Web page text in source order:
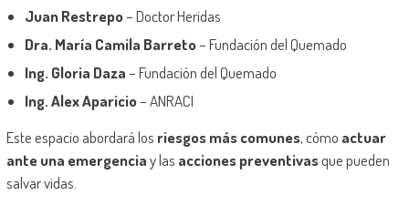
Juan Restrepo– Doctor Heridas
Dra. María Camila Barreto– Fundación del Quemado
Ing. Gloria Daza– Fundación del Quemado
Ing. Alex Aparicio– ANRACI
Este espacio abordará los riesgos más comunes, cómo actuar
ante una emergenciay las acciones preventivasque pueden
salvar vidas.